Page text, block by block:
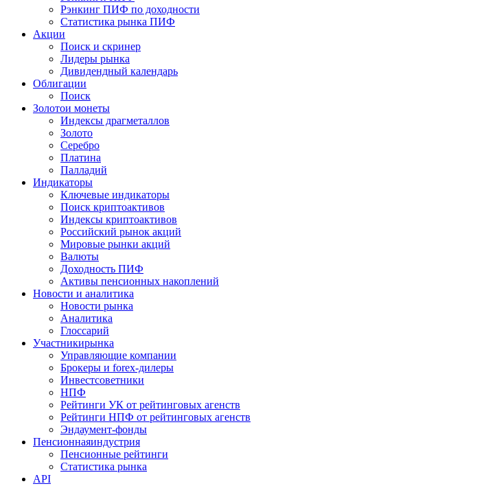
Рэнкинг ПИФ по доходности
Статистика рынка ПИФ
Акции
Поиск и скринер
Лидеры рынка
Дивидендный календарь
Облигации
Поиск
Золотои монеты
Индексы драгметаллов
Золото
Серебро
Платина
Палладий
Индикаторы
Ключевые индикаторы
Поиск криптоактивов
Индексы криптоактивов
Российский рынок акций
Мировые рынки акций
Валюты
Доходность ПИФ
Активы пенсионных накоплений
Новости и аналитика
Новости рынка
Аналитика
Глоссарий
Участникирынка
Управляющие компании
Брокеры и forex-дилеры
Инвестсоветники
НПФ
Рейтинги УК от рейтинговых агенств
Рейтинги НПФ от рейтинговых агенств
Эндаумент-фонды
Пенсионнаяиндустрия
Пенсионные рейтинги
Статистика рынка
API